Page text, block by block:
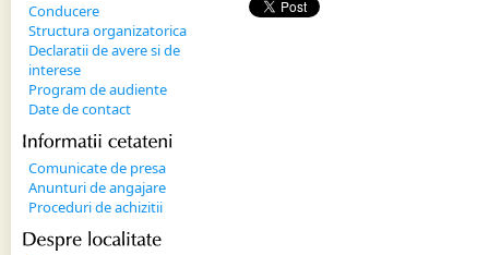
Conducere
Structura organizatorica
Declaratii de avere si de
interese
Program de audiente
Date de contact
Informatii cetateni
Comunicate de presa
Anunturi de angajare
Proceduri de achizitii
Despre localitate